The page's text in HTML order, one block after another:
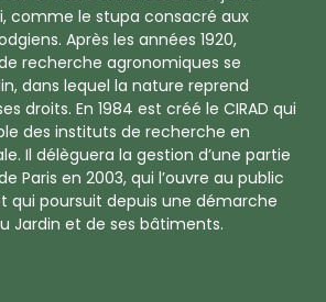
comme le stupa consacré aux
Après les années 1920,
recherche agronomiques se
dans lequel la nature reprend
droits. En 1984 est créé le CIRAD qui
des instituts de recherche en
Il délèguera la gestion d’une partie
Paris en 2003, qui l’ouvre au public
qui poursuit depuis une démarche
Jardin et de ses bâtiments.